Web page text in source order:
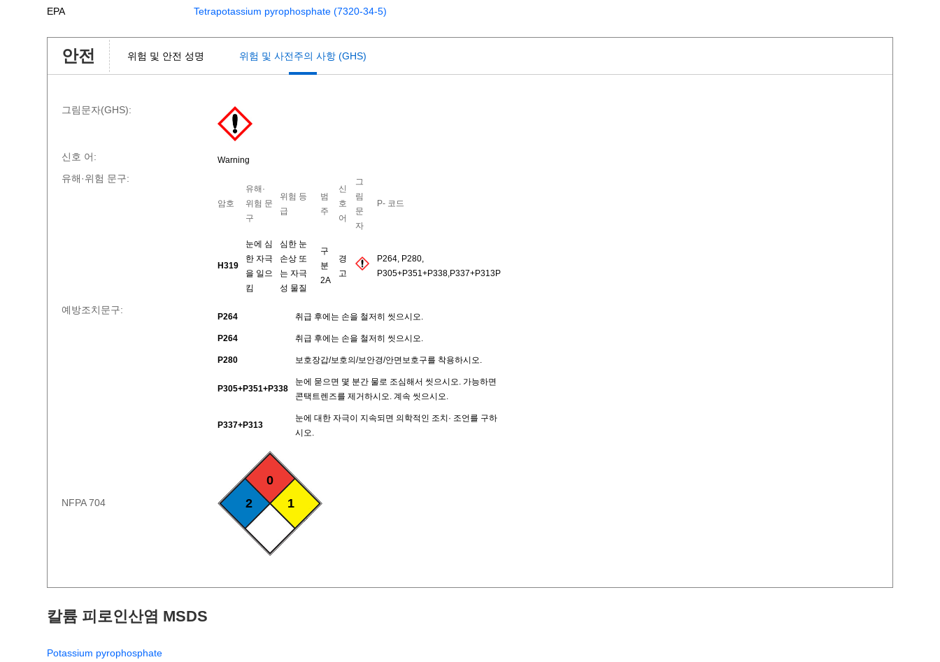
EPA Tetrapotassium pyrophosphate (7320-34-5)
안전 위험 및 안전 성명 위험 및 사전주의 사항 (GHS)
그림문자(GHS):
신호 어: Warning
유해·위험 문구:
암호
유해·
위험 문
구
위험 등
급
범
주
신
호
어
그
림
문
자
P- 코드
H319
눈에 심
한 자극
을 일으
킴
심한 눈
손상 또
는 자극
성 물질
구
분
2A
경
고
P264, P280,
P305+P351+P338,P337+P313P
예방조치문구:
P264 취급 후에는 손을 철저히 씻으시오.
P264 취급 후에는 손을 철저히 씻으시오.
P280 보호장갑/보호의/보안경/안면보호구를 착용하시오.
P305+P351+P338
눈에 묻으면 몇 분간 물로 조심해서 씻으시오. 가능하면
콘택트렌즈를 제거하시오. 계속 씻으시오.
P337+P313
눈에 대한 자극이 지속되면 의학적인 조치· 조언를 구하
시오.
NFPA 704
0
2
1
칼륨 피로인산염 MSDS
Potassium pyrophosphate